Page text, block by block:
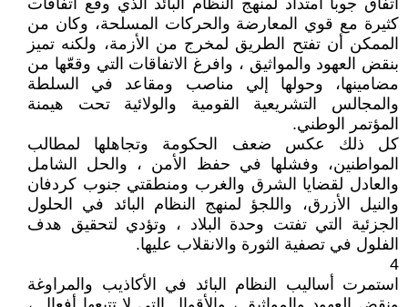
اتفاق جوبا امتداد لمنهج النظام البائد الذي وقع اتفاقات
كثيرة مع قوي المعارضة والحركات المسلحة، وكان من
الممكن أن تفتح الطريق لمخرج من الأزمة، ولكنه تميز
بنقض العهود والمواثيق ، وافرغ الاتفاقات التي وقعّها من
مضامينها، وحولها إلي مناصب ومقاعد في السلطة
والمجالس التشريعية القومية والولائية تحت هيمنة
المؤتمر الوطني.
كل ذلك عكس ضعف الحكومة وتجاهلها لمطالب
المواطنين، وفشلها في حفظ الأمن ، والحل الشامل
والعادل لقضايا الشرق والغرب ومنطقتي جنوب كردفان
والنيل الأزرق، واللجؤ لمنهج النظام البائد في الحلول
الجزئية التي تفتت وحدة البلاد ، وتؤدي لتحقيق هدف
الفلول في تصفية الثورة والانقلاب عليها.
4
استمرت أساليب النظام البائد في الأكاذيب والمراوغة